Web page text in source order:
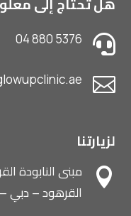

04 880 5376

لزيارتنا

مبنى النابودة
القرهود – دبي –